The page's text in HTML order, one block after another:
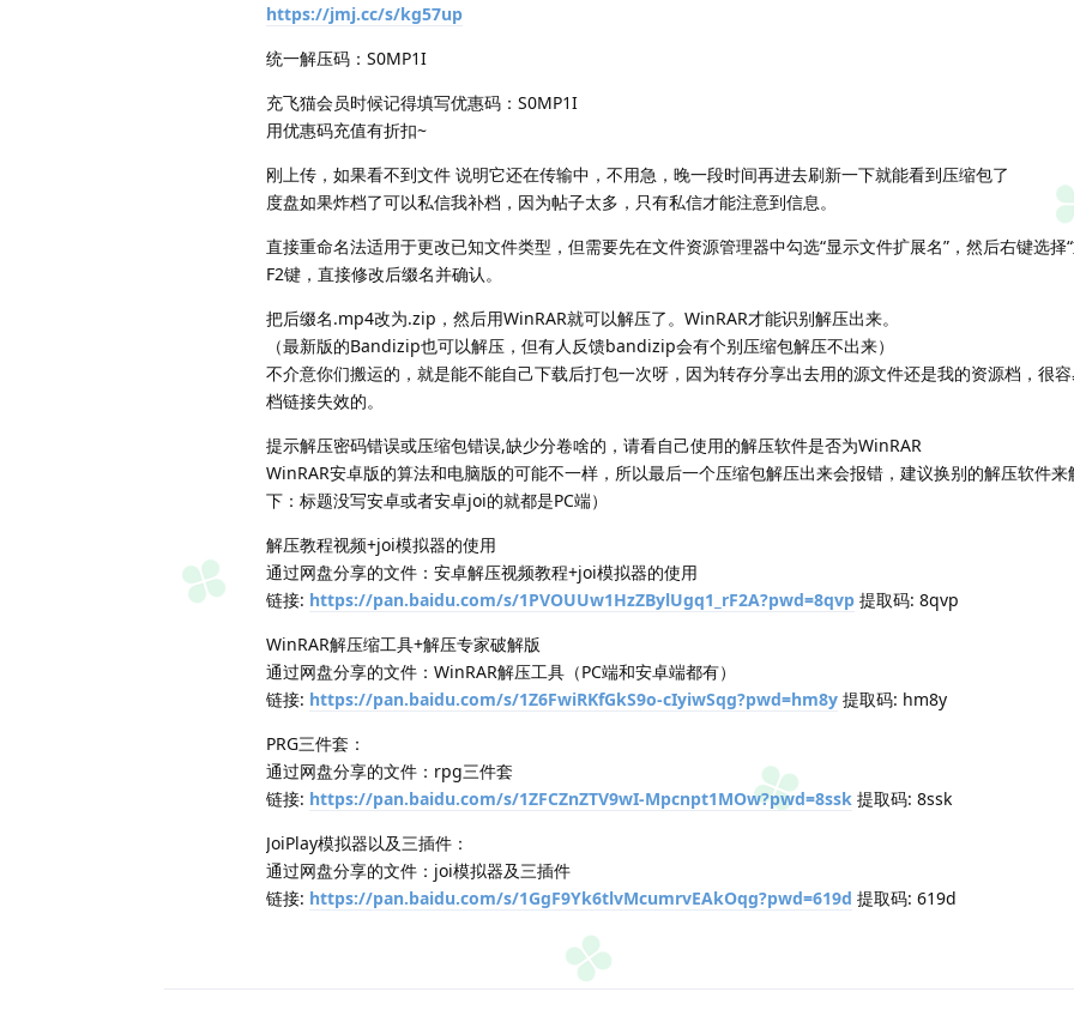
https://jmj.cc/s/kg57up
统一解压码：S0MP1I
充飞猫会员时候记得填写优惠码：S0MP1I
用优惠码充值有折扣~
刚上传，如果看不到文件 说明它还在传输中，不用急，晚一段时间再进去刷新一下就能看到压缩包了
度盘如果炸档了可以私信我补档，因为帖子太多，只有私信才能注意到信息。
直接重命名法适用于更改已知文件类型，但需要先在文件资源管理器中勾选“显示文件扩展名”，然后右键选择
F2键，直接修改后缀名并确认。
把后缀名.mp4改为.zip，然后用WinRAR就可以解压了。WinRAR才能识别解压出来。
（最新版的Bandizip也可以解压，但有人反馈bandizip会有个别压缩包解压不出来）
不介意你们搬运的，就是能不能自己下载后打包一次呀，因为转存分享出去用的源文件还是我的资源档，很
档链接失效的。
提示解压密码错误或压缩包错误,缺少分卷啥的，请看自己使用的解压软件是否为WinRAR
WinRAR安卓版的算法和电脑版的可能不一样，所以最后一个压缩包解压出来会报错，建议换别的解压软件来
下：标题没写安卓或者安卓joi的就都是PC端）
解压教程视频+joi模拟器的使用
通过网盘分享的文件：安卓解压视频教程+joi模拟器的使用
链接: https://pan.baidu.com/s/1PVOUUw1HzZBylUgq1_rF2A?pwd=8qvp 提取码: 8qvp
WinRAR解压缩工具+解压专家破解版
通过网盘分享的文件：WinRAR解压工具（PC端和安卓端都有）
链接: https://pan.baidu.com/s/1Z6FwiRKfGkS9o-cIyiwSqg?pwd=hm8y 提取码: hm8y
PRG三件套：
通过网盘分享的文件：rpg三件套
链接: https://pan.baidu.com/s/1ZFCZnZTV9wI-Mpcnpt1MOw?pwd=8ssk 提取码: 8ssk
JoiPlay模拟器以及三插件：
通过网盘分享的文件：joi模拟器及三插件
链接: https://pan.baidu.com/s/1GgF9Yk6tlvMcumrvEAkOqg?pwd=619d 提取码: 619d